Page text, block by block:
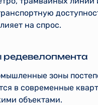
на спрос.
редевелопмента
зоны
в современные
объектами.